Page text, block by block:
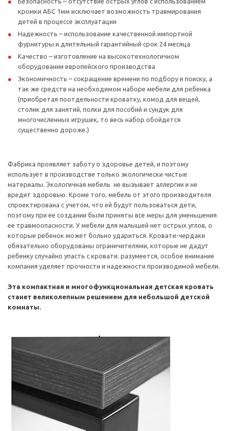
кромки АБС 1мм исключает возможность травмирования
детей в процессе эксплуатации
Надежность – использование качественной импортной
фурнитуры и длительный гарантийный срок 24 месяца
Качество – изготовление на высокотехнологичном
оборудовании европейского производства
Экономичность – сокращение времени по подбору и поиску, а
так же средств на необходимом наборе мебели для ребенка
(приобретая поотдельности кроватку, комод для вещей,
столик для занятий, полки для пособий и сундук для
многочисленных игрушек, то весь набор обойдется
существенно дороже.)
Фабрика проявляет заботу о здоровье детей, и поэтому
использует в производстве только экологически чистые
материалы. Экологичная мебель не вызывает аллергии и не
вредит здоровью. Кроме того, мебель от этого производителя
спроектирована с учетом, что ей будут пользоваться дети,
поэтому при ее создании были приняты все меры для уменьшения
ее травмоопасности. У мебели для малышей нет острых углов, о
которые ребенок может больно удариться. Кровати-чердаки
обязательно оборудованы ограничителями, которые не дадут
ребенку случайно упасть с кровати. разумеется, особое внимание
компания уделяет прочности и надежности производимой мебели.
Эта компактная и многофункциональная детская кровать
станет великолепным решением для небольшой детской
комнаты.